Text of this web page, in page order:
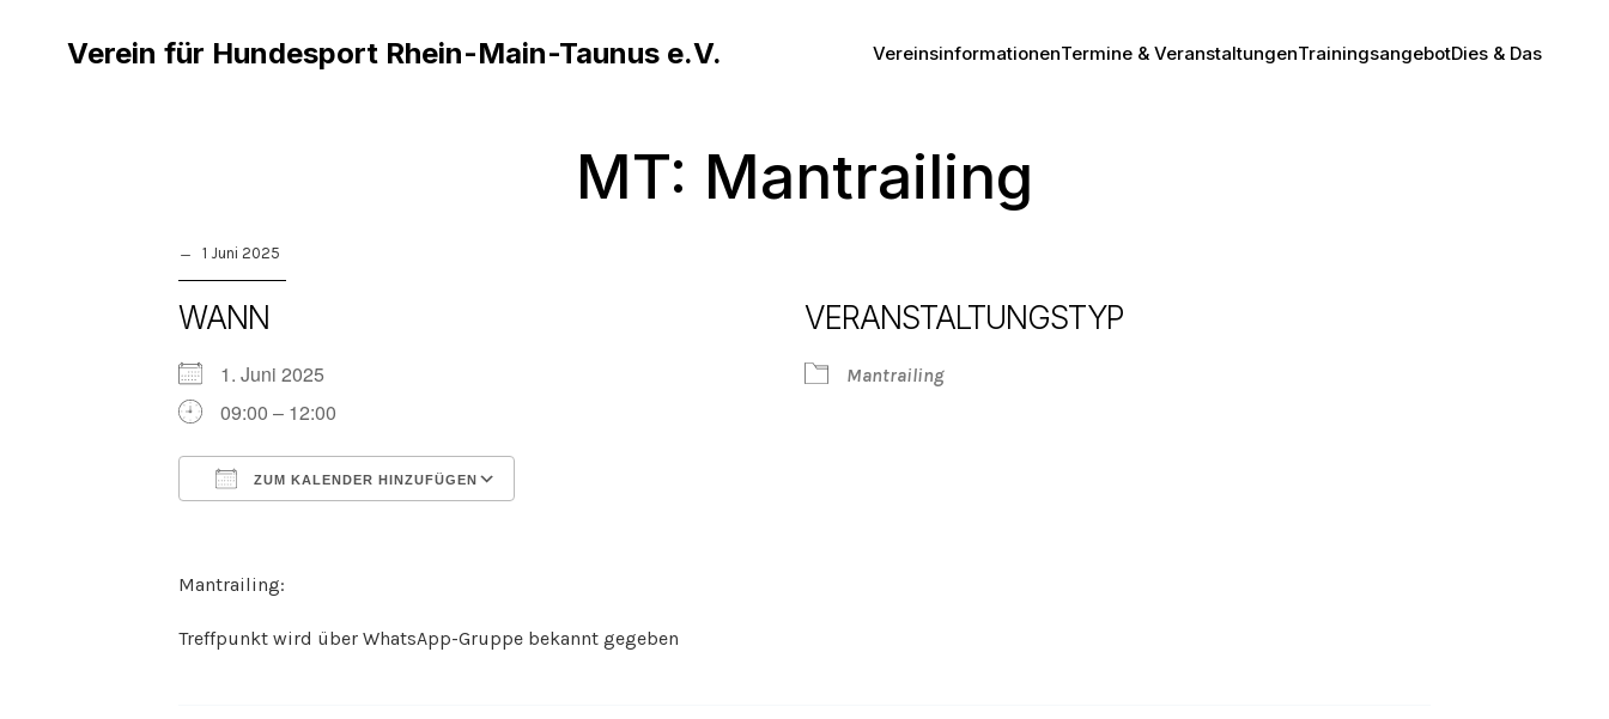
Verein für Hundesport Rhein-Main-Taunus e.V. VereinsinformationenTermine & VeranstaltungenTrainingsangebotDies & Das
MT: Mantrailing
1 Juni 2025
WANN
1. Juni 2025
09:00 – 12:00
ZUM KALENDER HINZUFÜGEN
VERANSTALTUNGSTYP
Mantrailing
Mantrailing:
Treffpunkt wird über WhatsApp-Gruppe bekannt gegeben